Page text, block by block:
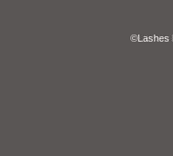
​​©︎Lashes